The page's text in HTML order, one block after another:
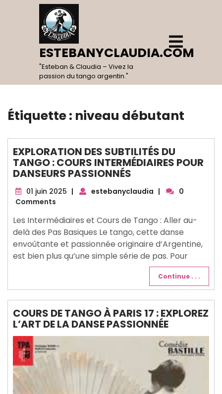
ESTEBANYCLAUDIA.COM
"Esteban & Claudia – Vivez la
passion du tango argentin."
Open
Menu
Étiquette : niveau débutant
EXPLORATION DES SUBTILITÉS DU
TANGO : COURS INTERMÉDIAIRES POUR
DANSEURS PASSIONNÉS
01 juin 2025 01| estebanyclaudia |
0
Comments
Les Intermédiaires et Cours de Tango : Aller au-
delà des Pas Basiques Le tango, cette danse
envoûtante et passionnée originaire d’Argentine,
est bien plus qu’une simple série de pas. Pour
Continue . . .
COURS DE TANGO À PARIS 17 : EXPLOREZ
L’ART DE LA DANSE PASSIONNÉE